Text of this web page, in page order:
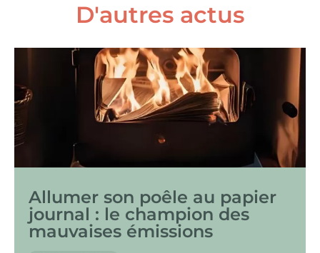
D'autres actus
Allumer son poêle au papier
journal : le champion des
mauvaises émissions